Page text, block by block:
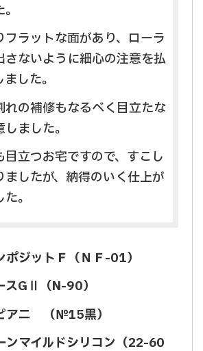
フラットな面があり、ローラ
さないように細心の注意を払
した。
れの補修もなるべく目立たな
ました。
目立つお宅ですので、すこし
ましたが、納得のいく仕上が
。
ポジットＦ（ＮＦ-01）
スGⅡ（N-90）
アニ （№15黒）
ンマイルドシリコン（22-60